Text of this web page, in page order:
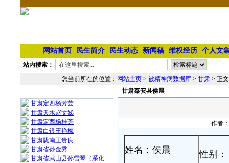
网站首页 民生简介 民生动态 新闻稿 维权经历 个人文
站内搜索：
您当前所在的位置： 网站主页 > 被精神病数据库 > 甘肃 > 正文
甘肃定西杨芳芸
甘肃天水赵文娣
甘肃定西杨桂芳
甘肃白银王艳梅
甘肃陇南王贵良
甘肃省孙金秀
甘肃省武山县孙雪琴（系化
甘肃秦安县侯晨
作者
姓名：侯晨 性别：